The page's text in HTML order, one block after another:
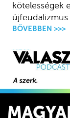
kötelességek
újfeudalizmus
BŐVEBBEN >>>